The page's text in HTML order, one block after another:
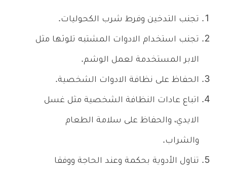
تجنب التدخين وفرط شرب الكحوليات.
تجنب استخدام الادوات المشتبه تلوثها مثل
الابر المستخدمة لعمل الوشم.
الحفاظ على نظافة الادوات الشخصية.
اتباع عادات النظافة الشخصية مثل غسل
الايدي، والحفاظ على سلامة الطعام
والشراب.
تناول الأدوية بحكمة وعند الحاجة ووفقا